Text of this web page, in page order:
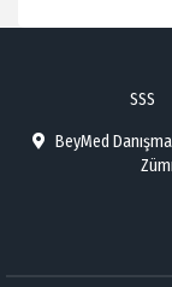
SSS
BeyMed